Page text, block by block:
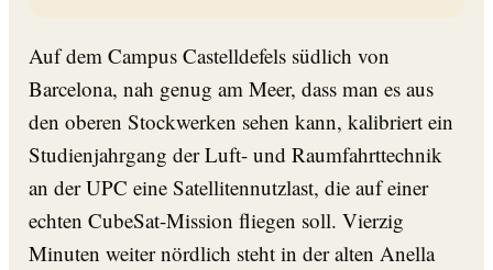
Auf dem Campus Castelldefels südlich von
Barcelona, nah genug am Meer, dass man es aus
den oberen Stockwerken sehen kann, kalibriert ein
Studienjahrgang der Luft- und Raumfahrttechnik
an der UPC eine Satellitennutzlast, die auf einer
echten CubeSat-Mission fliegen soll. Vierzig
Minuten weiter nördlich steht in der alten Anella